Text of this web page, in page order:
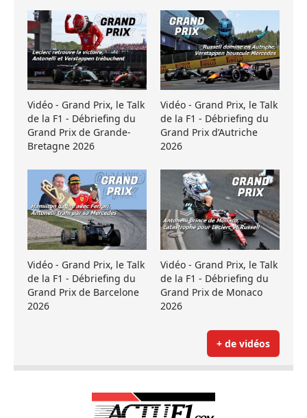
Vidéo - Grand Prix, le Talk
de la F1 - Débriefing du
Grand Prix de Grande-
Bretagne 2026
Vidéo - Grand Prix, le Talk
de la F1 - Débriefing du
Grand Prix d’Autriche
2026
Vidéo - Grand Prix, le Talk
de la F1 - Débriefing du
Grand Prix de Barcelone
2026
Vidéo - Grand Prix, le Talk
de la F1 - Débriefing du
Grand Prix de Monaco
2026
+ de vidéos